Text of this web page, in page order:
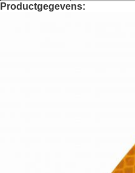
Productgegevens: